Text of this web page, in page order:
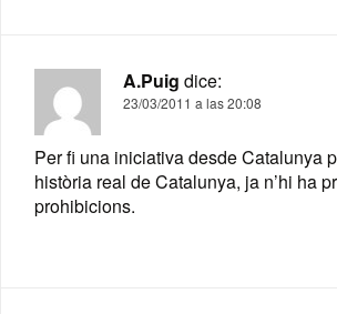
A.Puig dice:
23/03/2011 a las 20:08
Per fi una iniciativa desde Catalunya
història real de Catalunya, ja n’hi ha
prohibicions.